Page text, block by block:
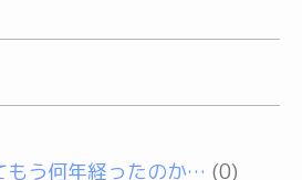
もう何年経ったのか… (0)